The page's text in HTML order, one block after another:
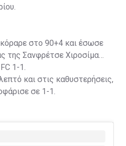
στο 90+4 και έσωσε
της Σανφρέτσε Χιροσίμα
1-1.
και στις καθυστερήσεις,
σε 1-1.